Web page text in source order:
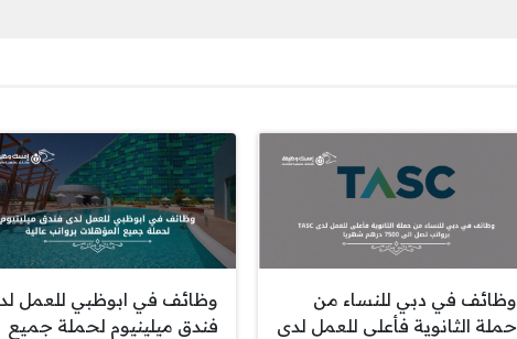
وظائف في دبي للنساء من
حملة الثانوية فأعلى للعمل لدى
وظائف في ابوظبي للعمل
فندق ميلينيوم لحملة جميع